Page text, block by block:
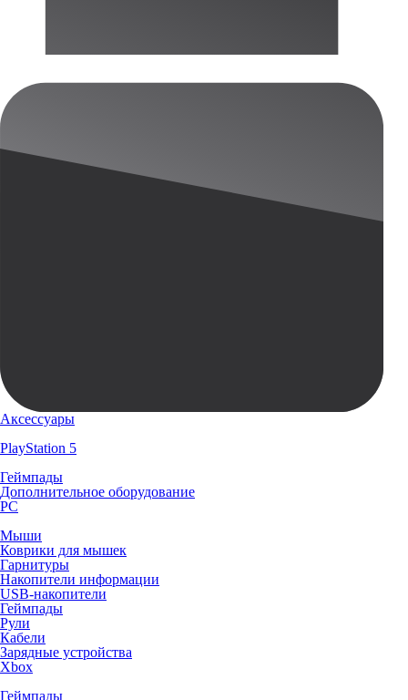
Аксессуары
PlayStation 5
Геймпады
Дополнительное оборудование
PC
Мыши
Коврики для мышек
Гарнитуры
Накопители информации
USB-накопители
Геймпады
Рули
Кабели
Зарядные устройства
Xbox
Геймпады